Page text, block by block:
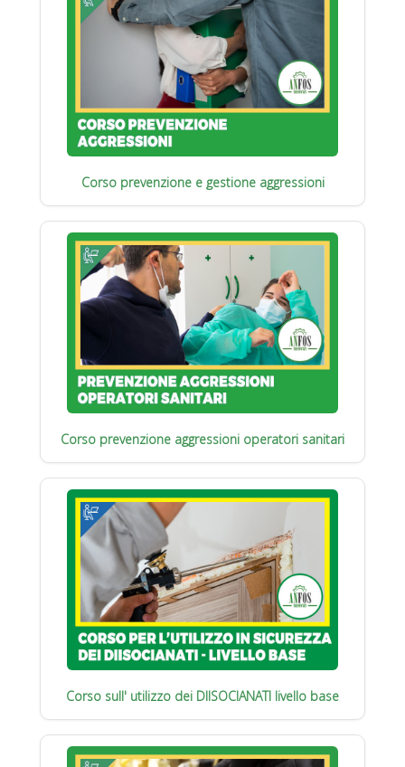
Corso prevenzione e gestione aggressioni
Corso prevenzione aggressioni operatori sanitari
Corso sull' utilizzo dei DIISOCIANATI livello base